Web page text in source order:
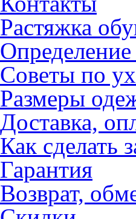
Растяжка
Советы по
Размеры
Доставка,
Как сделать
Гарантия
Возврат,